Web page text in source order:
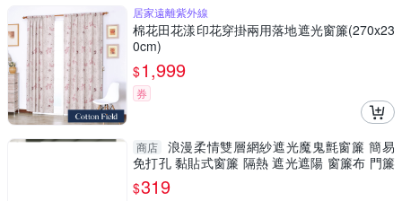
居家遠離紫外線
棉花田花漾印花穿掛兩用落地遮光窗簾(270x23
0cm)
$1,999
券
商店
浪漫柔情雙層網紗遮光魔鬼氈窗簾 簡易
免打孔 黏貼式窗簾 隔熱 遮光遮陽 窗簾布 門簾
不透光
$319